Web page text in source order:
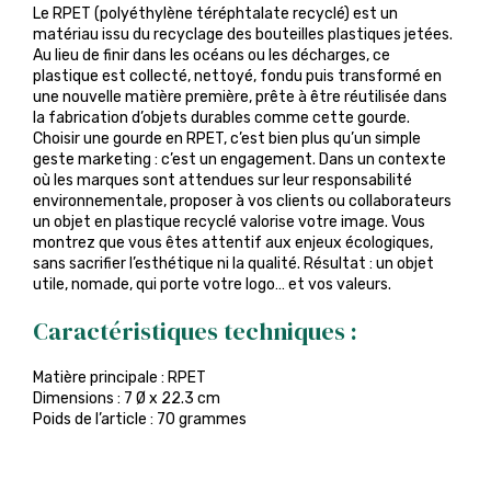
Le RPET (polyéthylène téréphtalate recyclé) est un
matériau issu du recyclage des bouteilles plastiques jetées.
Au lieu de finir dans les océans ou les décharges, ce
plastique est collecté, nettoyé, fondu puis transformé en
une nouvelle matière première, prête à être réutilisée dans
la fabrication d’objets durables comme cette gourde.
Choisir une gourde en RPET, c’est bien plus qu’un simple
geste marketing : c’est un engagement. Dans un contexte
où les marques sont attendues sur leur responsabilité
environnementale, proposer à vos clients ou collaborateurs
un objet en plastique recyclé valorise votre image. Vous
montrez que vous êtes attentif aux enjeux écologiques,
sans sacrifier l’esthétique ni la qualité. Résultat : un objet
utile, nomade, qui porte votre logo… et vos valeurs.
Caractéristiques techniques :
Matière principale : RPET
Dimensions : 7 Ø x 22.3 cm
Poids de l’article : 70 grammes